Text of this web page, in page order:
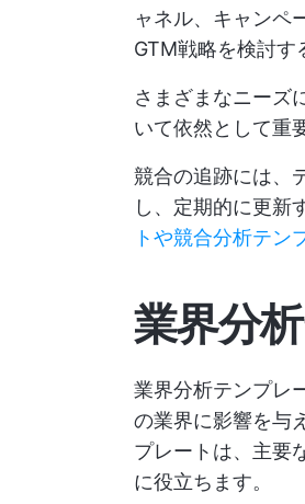
ャネル、キャンペ
GTM戦略を検討す
さまざまなニーズ
いて依然として重
競合の追跡には、
し、定期的に更新
トや競合分析テン
業界分
業界分析テンプレ
の業界に影響を与
プレートは、主要
に役立ちます。